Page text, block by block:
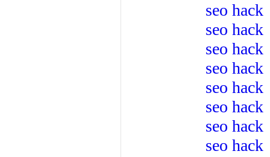
seo hack
seo hack
seo hack
seo hack
seo hack
seo hack
seo hack
seo hack